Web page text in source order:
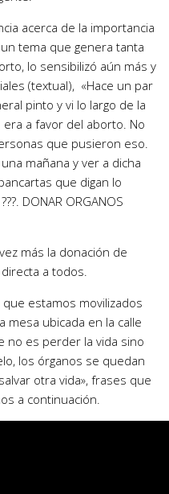
acerca de la importancia
tema que genera tanta
lo sensibilizó aún más y
(textual), «Hace un par
pinto y vi lo largo de la
a favor del aborto. No
que pusieron eso.
mañana y ver a dicha
que digan lo
DONAR ORGANOS
más la donación de
a todos.
estamos movilizados
mesa ubicada en la calle
no es perder la vida sino
los órganos se quedan
otra vida», frases que
a continuación.